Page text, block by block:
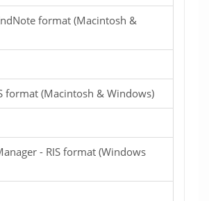
format (Macintosh &
format (Macintosh & Windows)
- RIS format (Windows